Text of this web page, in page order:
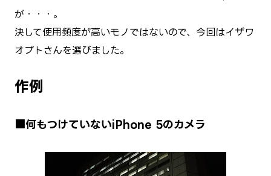
が・・・。
決して使用頻度が高いモノではないので、今回はイザワ
オプトさんを選びました。
→作例
■何もつけていないiPhone 5のカメラ